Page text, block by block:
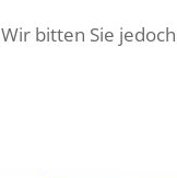
Wir bitten Sie